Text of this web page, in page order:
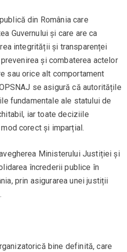
din România care
Guvernului și care are ca
integrității și transparenței
și combaterea actelor
sau orice alt comportament
se asigură că autoritățile
fundamentale ale statului de
iar toate deciziile
corect și imparțial.
Ministerului Justiției și
încrederii publice în
prin asigurarea unei justiții
bine definită, care